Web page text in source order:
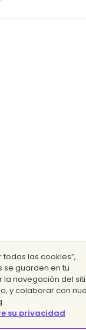
las cookies”,
guarden en tu
navegación del
y colaborar con
su privacidad